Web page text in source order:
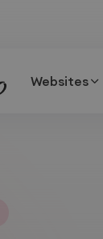
Websites